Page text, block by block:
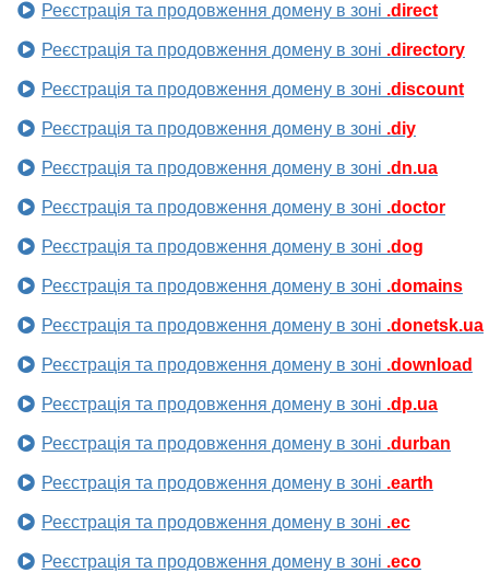
Реєстрація та продовження домену в зоні .direct
Реєстрація та продовження домену в зоні .directory
Реєстрація та продовження домену в зоні .discount
Реєстрація та продовження домену в зоні .diy
Реєстрація та продовження домену в зоні .dn.ua
Реєстрація та продовження домену в зоні .doctor
Реєстрація та продовження домену в зоні .dog
Реєстрація та продовження домену в зоні .domains
Реєстрація та продовження домену в зоні .donetsk.ua
Реєстрація та продовження домену в зоні .download
Реєстрація та продовження домену в зоні .dp.ua
Реєстрація та продовження домену в зоні .durban
Реєстрація та продовження домену в зоні .earth
Реєстрація та продовження домену в зоні .ec
Реєстрація та продовження домену в зоні .eco